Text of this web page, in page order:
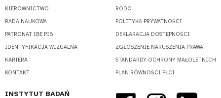
KIEROWNICTWO
RADA NAUKOWA
PATRONAT IBE PIB
IDENTYFIKACJA WIZUALNA
KARIERA
KONTAKT
RODO
POLITYKA PRYWATNOŚCI
DEKLARACJA DOSTĘPNOŚCI
ZGŁOSZENIE NARUSZENIA PRAWA
STANDARDY OCHRONY MAŁOLETNICH
PLAN RÓWNOŚCI PŁCI
INSTYTUT BADAŃ